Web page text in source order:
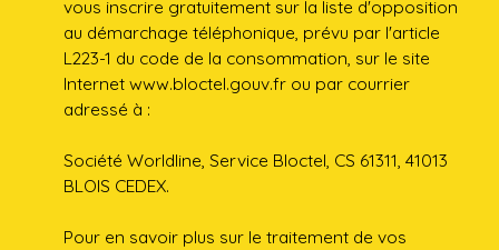
vous inscrire gratuitement sur la liste d'opposition
au démarchage téléphonique, prévu par l'article
L223-1 du code de la consommation, sur le site
Internet www.bloctel.gouv.fr ou par courrier
adressé à :
Société Worldline, Service Bloctel, CS 61311, 41013
BLOIS CEDEX.
Pour en savoir plus sur le traitement de vos